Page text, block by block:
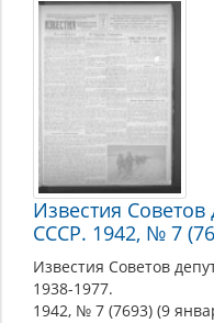
Известия Советов
СССР. 1942, № 7
Известия Советов
1938-1977.
1942, № 7 (7693) (9